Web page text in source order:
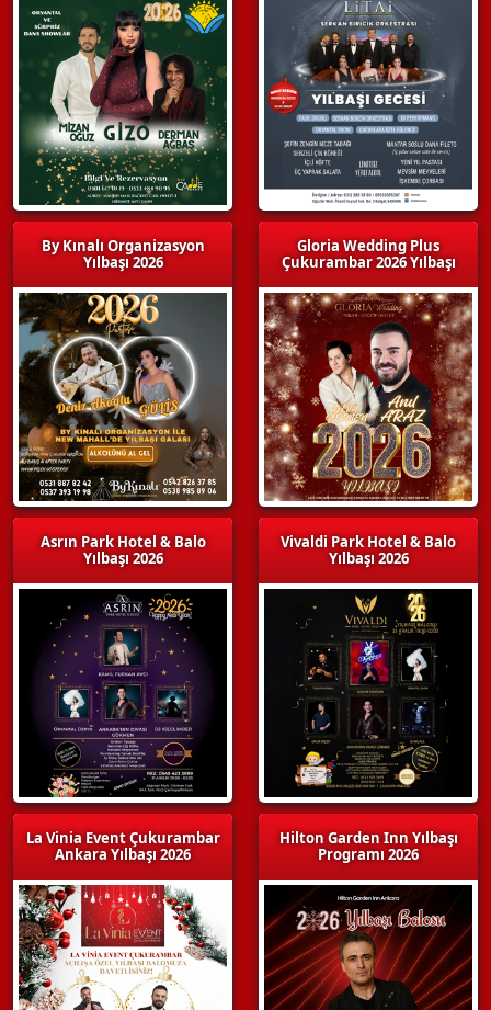
By Kınalı Organizasyon
Yılbaşı 2026
Asrın Park Hotel & Balo
Yılbaşı 2026
La Vinia Event Çukurambar
Ankara Yılbaşı 2026
Gloria Wedding Plus
Çukurambar 2026 Yılbaşı
Vivaldi Park Hotel & Balo
Yılbaşı 2026
Hilton Garden Inn Yılbaşı
Programı 2026